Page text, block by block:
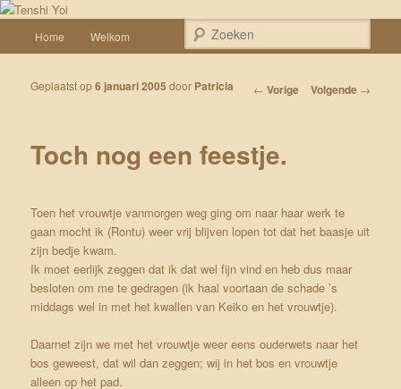
Spring naar de primaire inhoud
Tenshi Yoi
Een weblog over onze Shiba’s (Keiko, Rontu, Miyuki, Tatsu en Yumi)
Home Welkom
Bericht navigatie
← Vorige Volgende →
Toch nog een feestje.
Geplaatst op6 januari 2005 door Patricia
Toen het vrouwtje vanmorgen weg ging om naar haar werk te
gaan mocht ik (Rontu) weer vrij blijven lopen tot dat het baasje uit
zijn bedje kwam.
Ik moet eerlijk zeggen dat ik dat wel fijn vind en heb dus maar
besloten om me te gedragen (ik haal voortaan de schade ’s
middags wel in met het kwallen van Keiko en het vrouwtje).
Daarnet zijn we met het vrouwtje weer eens ouderwets naar het
bos geweest, dat wil dan zeggen; wij in het bos en vrouwtje
alleen op het pad.